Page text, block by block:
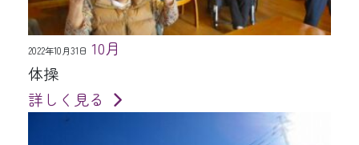
2022年10月31日 10月
体操
詳しく見る